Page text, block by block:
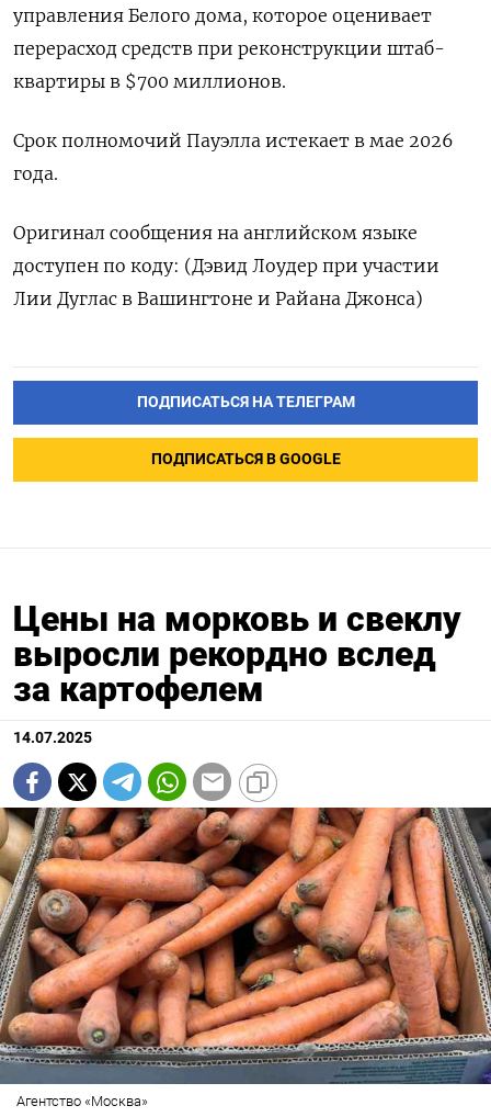
управления Белого дома, которое оценивает
перерасход средств при реконструкции штаб-
квартиры в $700 миллионов.
Срок полномочий Пауэлла истекает в мае 2026
года.
Оригинал сообщения на английском языке
доступен по коду: (Дэвид Лоудер при участии
Лии Дуглас в Вашингтоне и Райана Джонса)
ПОДПИСАТЬСЯ НА ТЕЛЕГРАМ
ПОДПИСАТЬСЯ В GOOGLE
Цены на морковь и свеклу
выросли рекордно вслед
за картофелем
14.07.2025
Агентство «Москва»